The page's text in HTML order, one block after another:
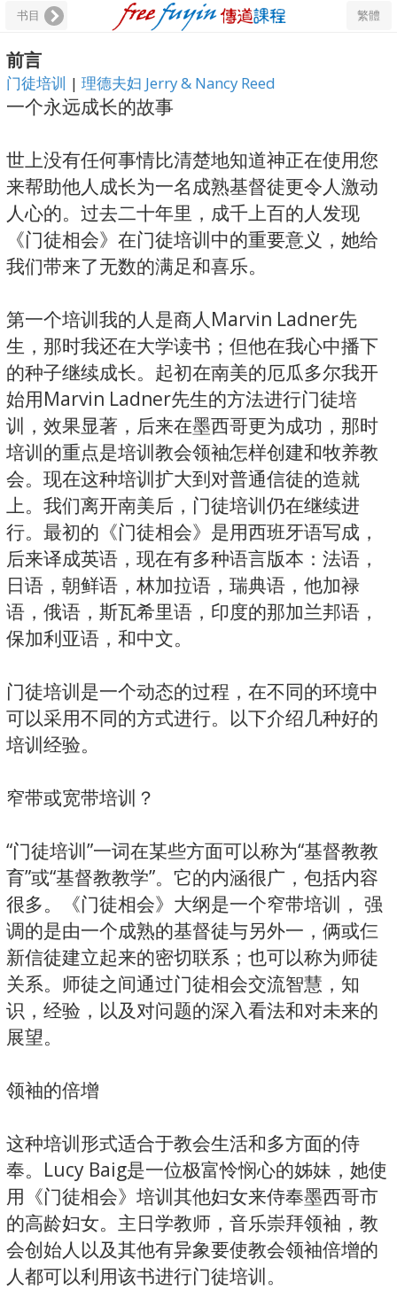
书目 繁體
前言
门徒培训 | 理德夫妇 Jerry & Nancy Reed
一个永远成长的故事
世上没有任何事情比清楚地知道神正在使用您
来帮助他人成长为一名成熟基督徒更令人激动
人心的。过去二十年里，成千上百的人发现
《门徒相会》在门徒培训中的重要意义，她给
我们带来了无数的满足和喜乐。
第一个培训我的人是商人Marvin Ladner先
生，那时我还在大学读书；但他在我心中播下
的种子继续成长。起初在南美的厄瓜多尔我开
始用Marvin Ladner先生的方法进行门徒培
训，效果显著，后来在墨西哥更为成功，那时
培训的重点是培训教会领袖怎样创建和牧养教
会。现在这种培训扩大到对普通信徒的造就
上。我们离开南美后，门徒培训仍在继续进
行。最初的《门徒相会》是用西班牙语写成，
后来译成英语，现在有多种语言版本：法语，
日语，朝鲜语，林加拉语，瑞典语，他加禄
语，俄语，斯瓦希里语，印度的那加兰邦语，
保加利亚语，和中文。
门徒培训是一个动态的过程，在不同的环境中
可以采用不同的方式进行。以下介绍几种好的
培训经验。
窄带或宽带培训？
“门徒培训”一词在某些方面可以称为“基督教教
育”或“基督教教学”。它的内涵很广，包括内容
很多。《门徒相会》大纲是一个窄带培训， 强
调的是由一个成熟的基督徒与另外一，俩或仨
新信徒建立起来的密切联系；也可以称为师徒
关系。师徒之间通过门徒相会交流智慧，知
识，经验，以及对问题的深入看法和对未来的
展望。
领袖的倍增
这种培训形式适合于教会生活和多方面的侍
奉。Lucy Baig是一位极富怜悯心的姊妹，她使
用《门徒相会》培训其他妇女来侍奉墨西哥市
的高龄妇女。主日学教师，音乐崇拜领袖，教
会创始人以及其他有异象要使教会领袖倍增的
人都可以利用该书进行门徒培训。